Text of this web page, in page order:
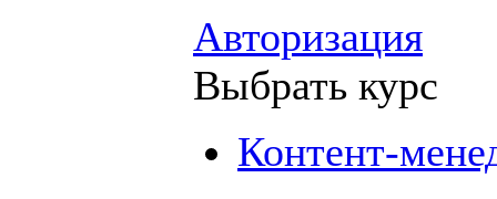
Авторизация
Выбрать курс
Контент-